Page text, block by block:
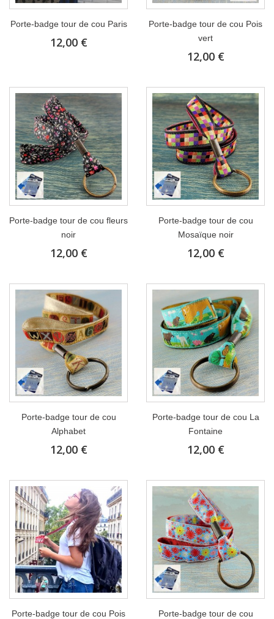
Porte-badge tour de cou Paris
12,00 €
Porte-badge tour de cou Pois
vert
12,00 €
Porte-badge tour de cou fleurs
noir
12,00 €
Porte-badge tour de cou
Mosaïque noir
12,00 €
Porte-badge tour de cou
Alphabet
12,00 €
Porte-badge tour de cou La
Fontaine
12,00 €
Porte-badge tour de cou Pois
Porte-badge tour de cou